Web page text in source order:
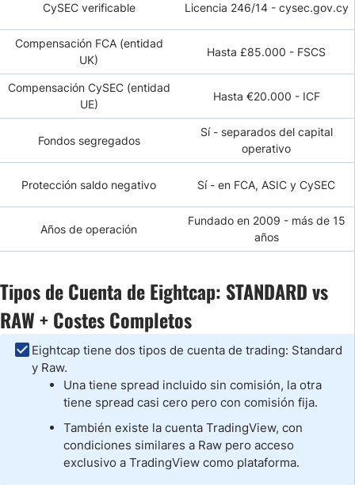
CySEC verificable Licencia 246/14 - cysec.gov.cy
Compensación FCA (entidad
UK)
Hasta £85.000 - FSCS
Compensación CySEC (entidad
UE)
Hasta €20.000 - ICF
Fondos segregados
Sí - separados del capital
operativo
Protección saldo negativo Sí - en FCA, ASIC y CySEC
Años de operación
Fundado en 2009 - más de 15
años
Tipos de Cuenta de Eightcap: STANDARD vs
RAW + Costes Completos
Eightcap tiene dos tipos de cuenta de trading: Standard
y Raw.
Una tiene spread incluido sin comisión, la otra
tiene spread casi cero pero con comisión fija.
También existe la cuenta TradingView, con
condiciones similares a Raw pero acceso
exclusivo a TradingView como plataforma.